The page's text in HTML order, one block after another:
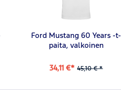
Ford Mustang 60 Years -t-
paita, valkoinen
34,11 €* 45,10 € *